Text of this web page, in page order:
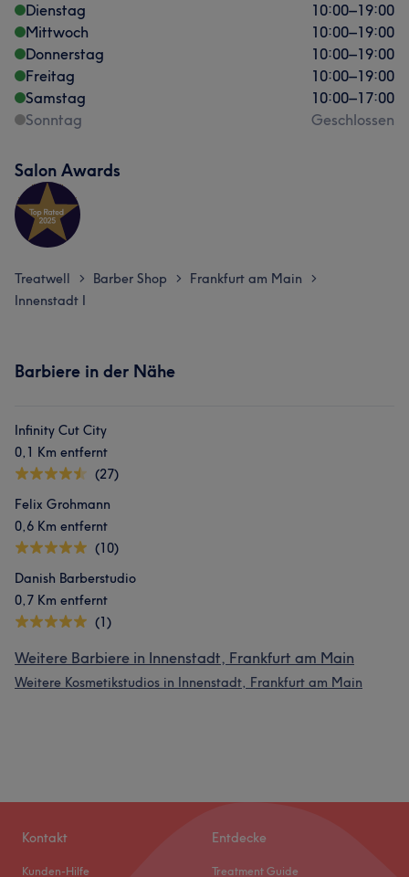
Dienstag
10:00–19:00
Mittwoch
10:00–19:00
Donnerstag
10:00–19:00
Freitag
10:00–19:00
Samstag
10:00–17:00
Sonntag
Geschlossen
Salon Awards
Treatwell > Barber Shop > Frankfurt am Main >
Innenstadt I
Barbiere in der Nähe
Infinity Cut City
0,1 Km entfernt
(27)
Felix Grohmann
0,6 Km entfernt
(10)
Danish Barberstudio
0,7 Km entfernt
(1)
Weitere Barbiere in Innenstadt, Frankfurt am Main
Weitere Kosmetikstudios in Innenstadt, Frankfurt am Main
Kontakt
Kunden-Hilfe
Entdecke
Treatment Guide